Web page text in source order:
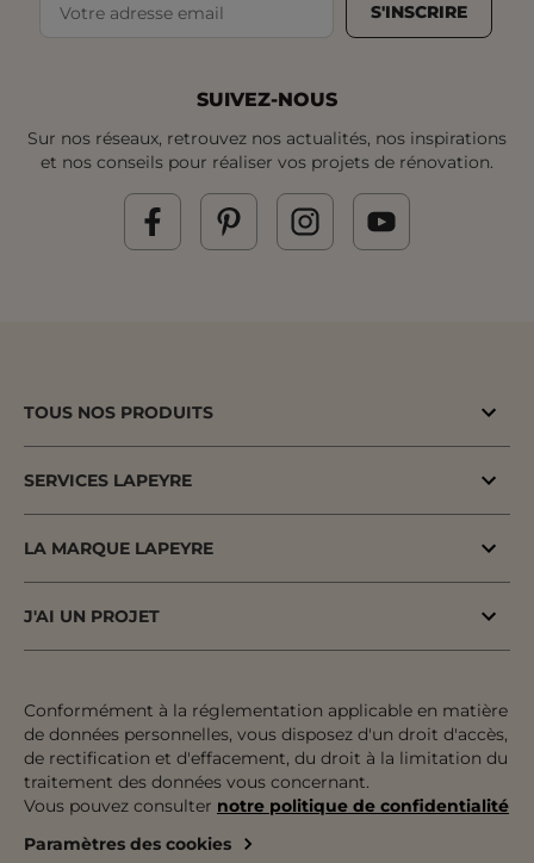
S'INSCRIRE
SUIVEZ-NOUS
Sur nos réseaux, retrouvez nos actualités, nos inspirations
et nos conseils pour réaliser vos projets de rénovation.
TOUS NOS PRODUITS
Cuisine & Electroménager
Salle de bains & WC
Escalier, Rampe & Main-courante
Jardin & Extérieur
Revêtement sol & mur
Équipement & Outil
SERVICES LAPEYRE
Conseil à domicile
Conseil en magasin
Financement
Le paiement en plusieurs fois
LA MARQUE LAPEYRE
Engagements pour tous
Développement durable
Recrutement
Devenez franchisé
J'AI UN PROJET
Inspiration & Tendances
Préparer mon projet
Expertises & Tutoriels
Outils de configuration
Conformément à la réglementation applicable en matière
de données personnelles, vous disposez d'un droit d'accès,
de rectification et d'effacement, du droit à la limitation du
traitement des données vous concernant.
Vous pouvez consulter notre politique de confidentialité
Paramètres des cookies